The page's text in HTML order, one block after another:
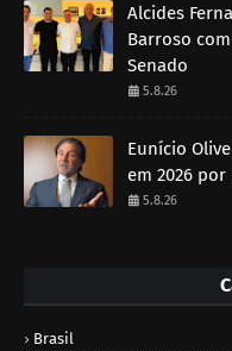
Alcides
Barroso
Senado
5.8.26
Eunício
em 2026
5.8.26
Brasil